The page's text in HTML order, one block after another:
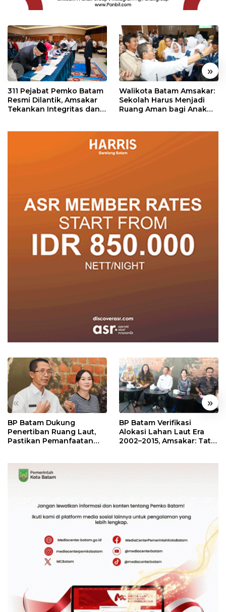
« »
311 Pejabat Pemko Batam
Resmi Dilantik, Amsakar
Tekankan Integritas dan
Walikota Batam Amsakar:
Sekolah Harus Menjadi
Ruang Aman bagi Anak
« »
BP Batam Dukung
Penertiban Ruang Laut,
Pastikan Pemanfaatan
BP Batam Verifikasi
Alokasi Lahan Laut Era
2002–2015, Amsakar: Tata